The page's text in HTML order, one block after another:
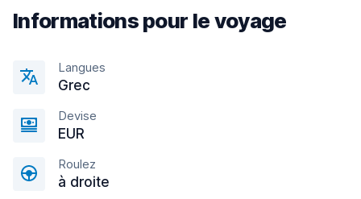
Informations pour le voyage
Langues
Grec
Devise
EUR
Roulez
à droite